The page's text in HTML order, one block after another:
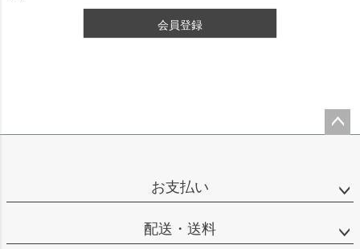
会員登録
お支払い
配送・送料